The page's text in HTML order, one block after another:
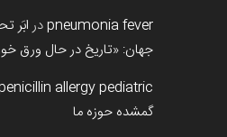
pneumonia feverدر ابَر
جهان: «تاریخ در حال ورق
allergy pediatric
گمشده حوزه ما